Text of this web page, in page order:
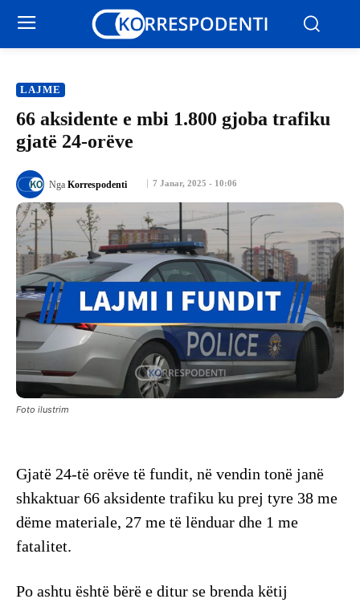
LAJME
66 aksidente e mbi 1.800 gjoba trafiku
gjatë 24-orëve
7 Janar, 2025 - 10:06
Nga Korrespodenti
Foto ilustrim
Gjatë 24-të orëve të fundit, në vendin tonë janë
shkaktuar 66 aksidente trafiku ku prej tyre 38 me
dëme materiale, 27 me të lënduar dhe 1 me
fatalitet.
Po ashtu është bërë e ditur se brenda këtij